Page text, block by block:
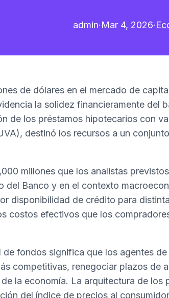
admin·Mar 4, 2026·
de dólares en el mercado de
la solidez financieramente del
de los préstamos hipotecarios con
destinó los recursos a un
millones que los analistas
Banco y en el contexto
disponibilidad de crédito para
costos efectivos que los
fondos significa que los agentes
competitivas, renegociar plazos de
la economía. La arquitectura de los
del índice de precios al